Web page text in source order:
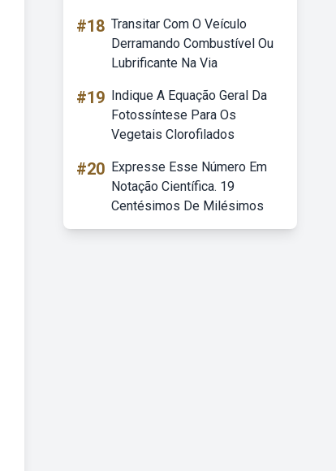
#18 Transitar Com O Veículo
Derramando Combustível Ou
Lubrificante Na Via
#19 Indique A Equação Geral Da
Fotossíntese Para Os
Vegetais Clorofilados
#20 Expresse Esse Número Em
Notação Científica. 19
Centésimos De Milésimos